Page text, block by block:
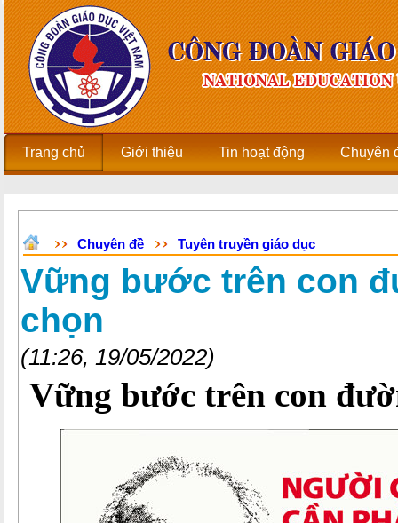
Trang chủ Giới thiệu Tin hoạt động Chuyên
Chuyên đề Tuyên truyền giáo dục
Vững bước trên con
chọn
(11:26, 19/05/2022)
Vững bước trên con